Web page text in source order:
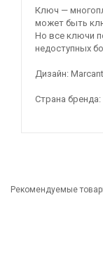
Ключ —
может быть
Но все ключи
недоступных
Дизайн:
Страна
Рекомендуемые